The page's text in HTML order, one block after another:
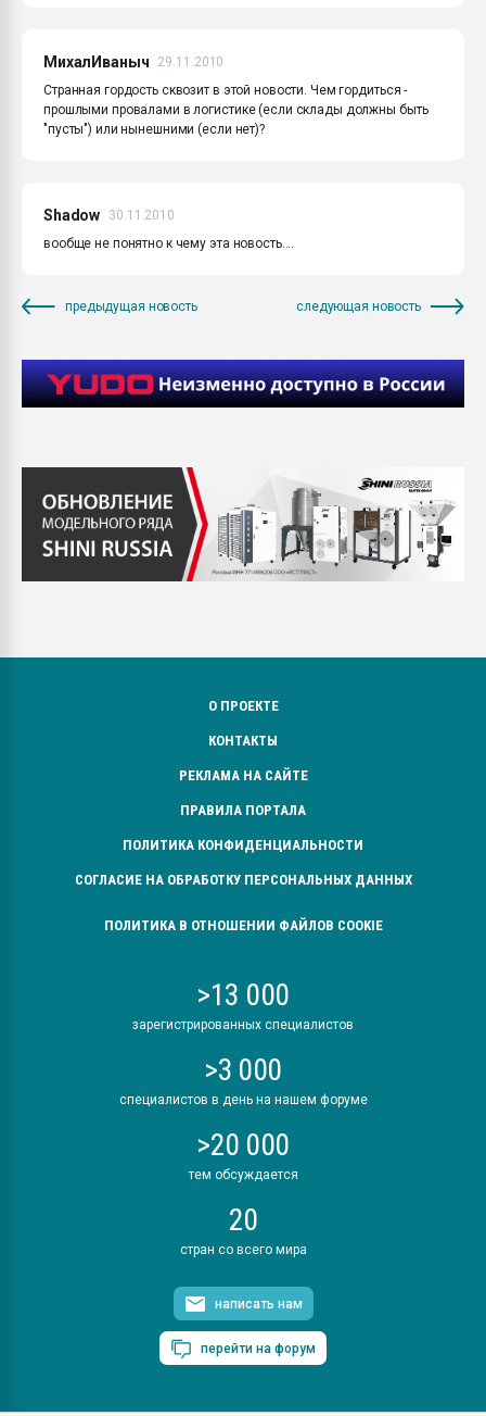
МихалИваныч
29.11.2010
Странная гордость сквозит в этой новости. Чем гордиться -
прошлыми провалами в логистике (если склады должны быть
"пусты") или нынешними (если нет)?
Shadow
30.11.2010
вообще не понятно к чему эта новость....
предыдущая новость следующая новость
О ПРОЕКТЕ
КОНТАКТЫ
РЕКЛАМА НА САЙТЕ
ПРАВИЛА ПОРТАЛА
ПОЛИТИКА КОНФИДЕНЦИАЛЬНОСТИ
СОГЛАСИЕ НА ОБРАБОТКУ ПЕРСОНАЛЬНЫХ ДАННЫХ
ПОЛИТИКА В ОТНОШЕНИИ ФАЙЛОВ COOKIE
>13 000
зарегистрированных специалистов
>3 000
специалистов в день на нашем форуме
>20 000
тем обсуждается
20
стран со всего мира
написать нам
перейти на форум